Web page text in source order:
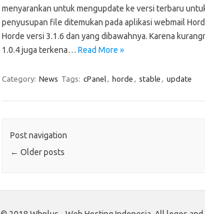
menyarankan untuk mengupdate ke versi terbaru
penyusupan file ditemukan pada aplikasi webmail
Horde versi 3.1.6 dan yang dibawahnya. Karena
1.0.4 juga terkena… Read More »
Category: News Tags: cPanel, horde , stable , update
Post navigation
← Older posts